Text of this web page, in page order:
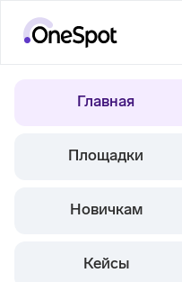
Главная
Площадки
Новичкам
Кейсы